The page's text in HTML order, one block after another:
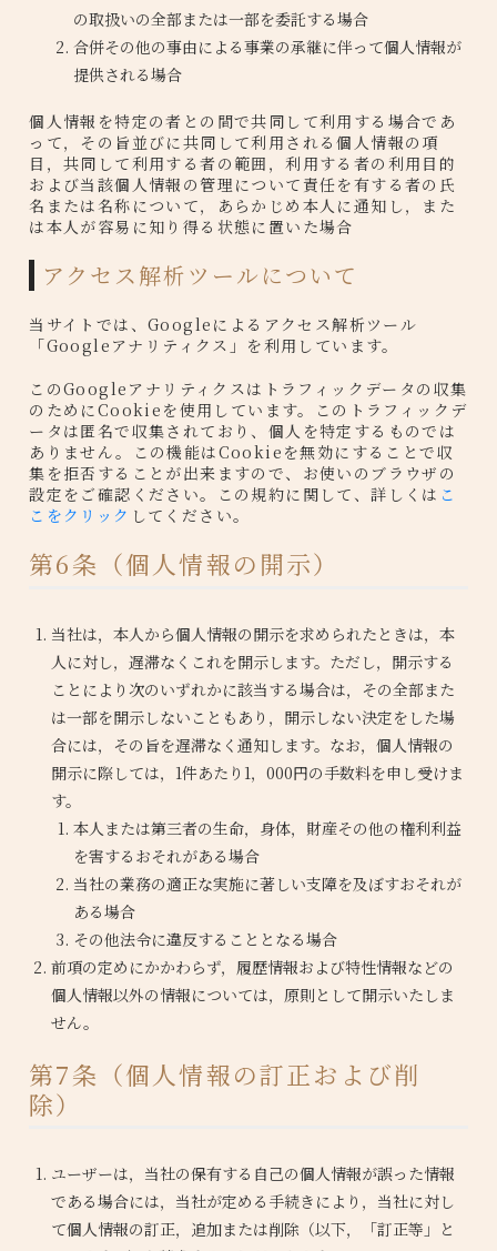
の取扱いの全部または一部を委託する場合
合併その他の事由による事業の承継に伴って個人情報が
提供される場合
個人情報を特定の者との間で共同して利用する場合であ
って，その旨並びに共同して利用される個人情報の項
目，共同して利用する者の範囲，利用する者の利用目的
および当該個人情報の管理について責任を有する者の氏
名または名称について，あらかじめ本人に通知し，また
は本人が容易に知り得る状態に置いた場合
アクセス解析ツールについて
当サイトでは、Googleによるアクセス解析ツール
「Googleアナリティクス」を利用しています。
このGoogleアナリティクスはトラフィックデータの収集
のためにCookieを使用しています。このトラフィックデ
ータは匿名で収集されており、個人を特定するものでは
ありません。この機能はCookieを無効にすることで収
集を拒否することが出来ますので、お使いのブラウザの
設定をご確認ください。この規約に関して、詳しくは こ
こをクリック してください。
第6条（個人情報の開示）
当社は，本人から個人情報の開示を求められたときは，本
人に対し，遅滞なくこれを開示します。ただし，開示する
ことにより次のいずれかに該当する場合は，その全部また
は一部を開示しないこともあり，開示しない決定をした場
合には，その旨を遅滞なく通知します。なお，個人情報の
開示に際しては，1件あたり1，000円の手数料を申し受けま
す。
本人または第三者の生命，身体，財産その他の権利利益
を害するおそれがある場合
当社の業務の適正な実施に著しい支障を及ぼすおそれが
ある場合
その他法令に違反することとなる場合
前項の定めにかかわらず，履歴情報および特性情報などの
個人情報以外の情報については，原則として開示いたしま
せん。
第7条（個人情報の訂正および削
除）
ユーザーは，当社の保有する自己の個人情報が誤った情報
である場合には，当社が定める手続きにより，当社に対し
て個人情報の訂正，追加または削除（以下，「訂正等」と